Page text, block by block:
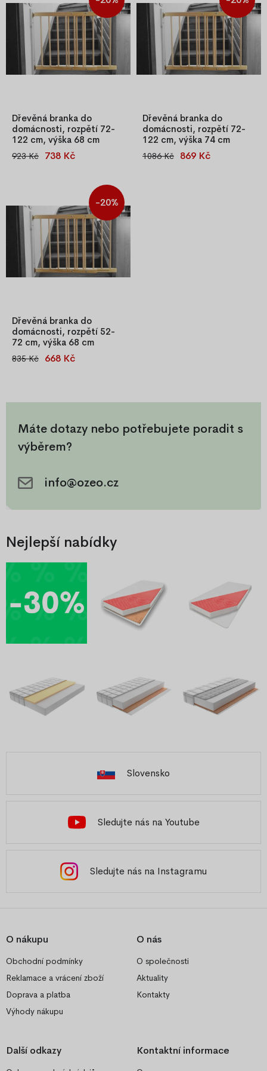
Dřevěná branka do
domácnosti, rozpětí 72-
122 cm, výška 68 cm
Dřevěná bezpečnostní
regulací šířky 72–122 cm a
výškou 68 cm. Praktická
branka pro dveře a schodiště,
snadná montáž a vysoká
kvalita zpracování.
923 Kč 738 Kč
Dřevěná branka do
domácnosti, rozpětí 72-
122 cm, výška 74 cm
Dřevěná bezpečnostní
1086 Kč 869 Kč
-20%
Dřevěná branka do
domácnosti, rozpětí 52-
72 cm, výška 68 cm
Dřevěná bezpečnostní
schodiště, snadná montáž a
pevné zpracování.
835 Kč 668 Kč
Máte dotazy nebo potřebujete poradit s
výběrem?
info@ozeo.cz
Nejlepší nabídky
Slovensko
Sledujte nás na Youtube
Sledujte nás na Instagramu
O nákupu
Obchodní podmínky
Reklamace a vrácení zboží
Doprava a platba
Výhody nákupu
O nás
O společnosti
Aktuality
Kontakty
Další odkazy Kontaktní informace